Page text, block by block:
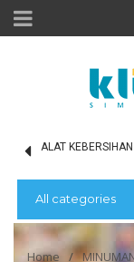
ALAT KEBERSIHAN
All categories
Home /